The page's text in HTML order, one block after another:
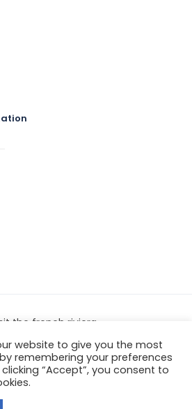
the french riviera
website to give you the most
remembering your preferences
“Accept”, you consent to